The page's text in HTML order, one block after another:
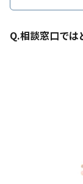
Q.相談窓口では